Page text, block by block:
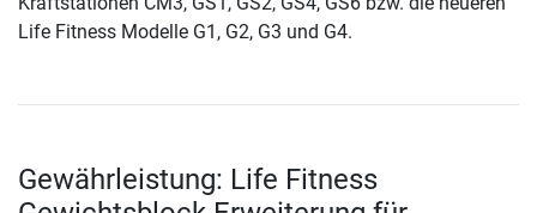
Life Fitness Modelle G1, G2, G3 und G4.
Gewährleistung: Life Fitness